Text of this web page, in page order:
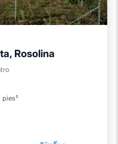
Rosolina
pies²